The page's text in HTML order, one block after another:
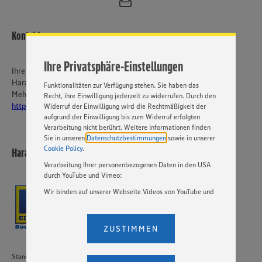
Ihre Privatsphäre-Einstellungen
Cookies und anderer Technologien ist freiwillig und kann
„EINSTELLUNGEN ÄNDERN”. Bitte beachten Sie, dass auf
Basis Ihrer Einstellungen ggf. nicht mehr alle
Funktionalitäten zur Verfügung stehen. Sie haben das
Recht, ihre Einwilligung jederzeit zu widerrufen. Durch den
Widerruf der Einwilligung wird die Rechtmäßigkeit der
aufgrund der Einwilligung bis zum Widerruf erfolgten
Verarbeitung nicht berührt. Weitere Informationen finden
Sie in unseren Datenschutzbestimmungen sowie in unserer
Cookie Policy.
Verarbeitung Ihrer personenbezogenen Daten in den USA
durch YouTube und Vimeo:
Wir binden auf unserer Webseite Videos von YouTube und
Einstellungen bezüglich YouTube und Vimeo zu ändern,
ein, dass Ihre Daten (IP-Adresse, Zeitstempel, ggf.
Nutzerverhalten auf unserer Webseite) an die Anbieter der
Dienste YouTube und Vimeo in den USA übermittelt und
ZUSTIMMEN
Kontakt
Ihre Ansprechperson
Harald Simonis
Mehr über EDEKA Südwest:
https://karriere-edeka.de/
Harald Simonis e.K.
Standort